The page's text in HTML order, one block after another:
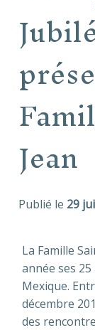
Jean
Publié le 29
La Famille
année ses
Mexique.
décembre
des